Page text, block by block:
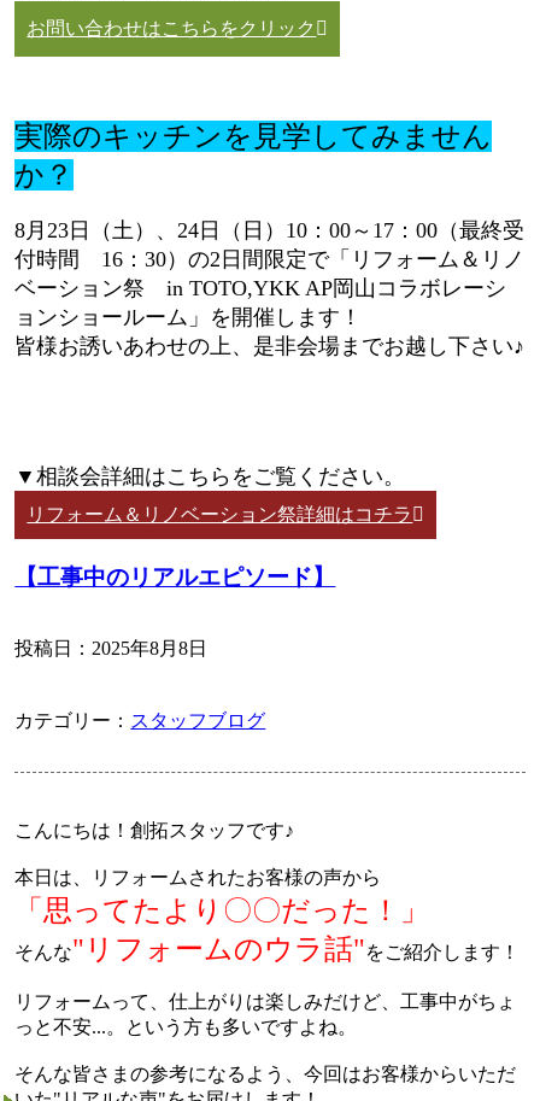
お問い合わせはこちらをクリック
実際のキッチンを見学してみません
か？
8月23日（土）、24日（日）10：00～17：00（最終受
付時間 16：30）の2日間限定で「リフォーム＆リノ
ベーション祭 in TOTO,YKK AP岡山コラボレーシ
ョンショールーム」を開催します！
皆様お誘いあわせの上、是非会場までお越し下さい♪
▼相談会詳細はこちらをご覧ください。
リフォーム＆リノベーション祭詳細はコチラ
【工事中のリアルエピソード】
投稿日：2025年8月8日
カテゴリー： スタッフブログ
こんにちは！創拓スタッフです♪
本日は、リフォームされたお客様の声から
「思ってたより〇〇だった！」
そんな"リフォームのウラ話"をご紹介します！
リフォームって、仕上がりは楽しみだけど、工事中がちょ
っと不安...。という方も多いですよね。
そんな皆さまの参考になるよう、今回はお客様からいただ